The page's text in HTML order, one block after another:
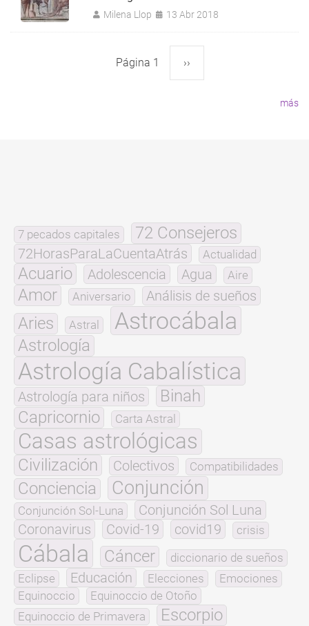
Milena Llop 13 Abr 2018
Página 1 Siguiente
››
más
7 pecados capitales 72 Consejeros
72HorasParaLaCuentaAtrás Actualidad
Acuario Adolescencia Agua Aire
Amor Aniversario Análisis de sueños
Aries Astral Astrocábala
Astrología
Astrología Cabalística
Astrología para niños
Binah
Capricornio
Carta Astral
Casas astrológicas
Civilización Colectivos Compatibilidades
Conciencia Conjunción
Conjunción Sol-Luna
Conjunción Sol Luna
Coronavirus
Covid-19 covid19 crisis
Cábala Cáncer
diccionario de sueños
Eclipse
Educación Elecciones
Emociones
Equinoccio
Equinoccio de Otoño
Equinoccio de Primavera
Escorpio